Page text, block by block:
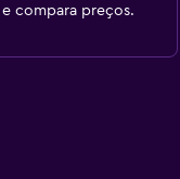
compara preços.